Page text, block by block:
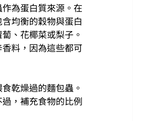
為蛋白質來源。在
均衡的穀物與蛋白
、花椰菜或梨子。
料，因為這些都可
乾燥過的麵包蟲。
，補充食物的比例